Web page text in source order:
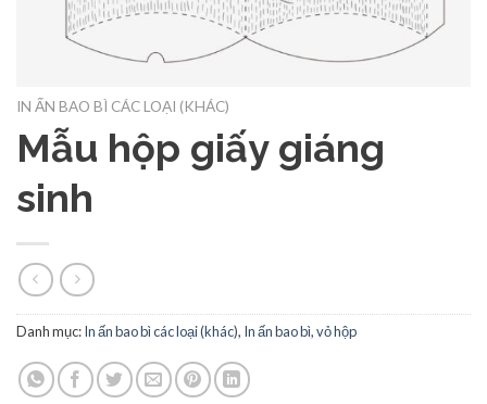
IN ẤN BAO BÌ CÁC LOẠI (KHÁC)
Mẫu hộp giấy giáng
sinh
Danh mục:In ấn bao bì các loại (khác), In ấn bao bì, vỏ hộp